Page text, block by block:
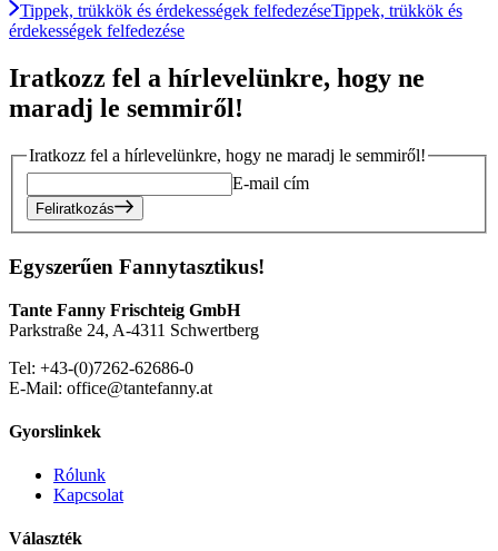
Tippek, trükkök és érdekességek felfedezéseTippek, trükkök és
érdekességek felfedezése
Iratkozz fel a hírlevelünkre, hogy ne
maradj le semmiről!
Iratkozz fel a hírlevelünkre, hogy ne maradj le semmiről!
E-mail cím
Feliratkozás
Egyszerűen Fannytasztikus!
Tante Fanny Frischteig GmbH
Parkstraße 24, A-4311 Schwertberg
Tel: +43-(0)7262-62686-0
E-Mail: office@tantefanny.at
Gyorslinkek
Rólunk
Kapcsolat
Választék